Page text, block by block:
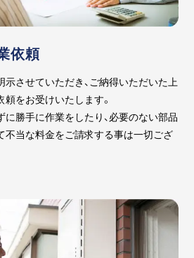
依頼
示させていただき、ご納得いただいた上
をお受けいたします。
に勝手に作業をしたり、必要のない部品
不当な料金をご請求する事は一切ござ